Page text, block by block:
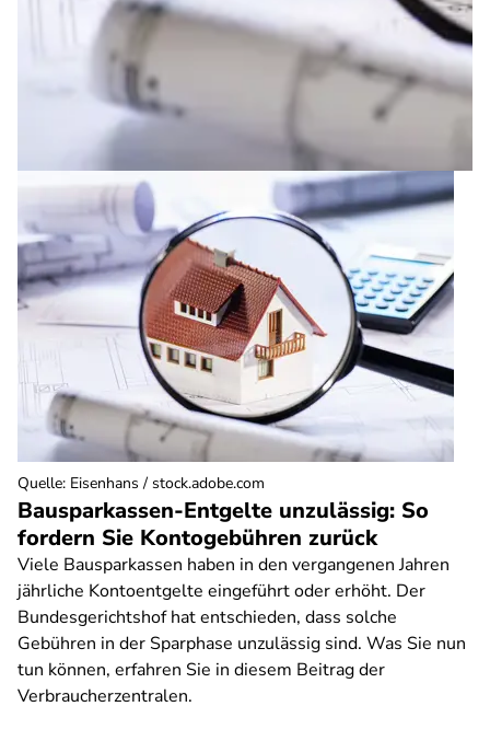
Bausparkassen-Entgelte unzulässig: So
fordern Sie Kontogebühren zurück
Viele Bausparkassen haben in den vergangenen Jahren
jährliche Kontoentgelte eingeführt oder erhöht. Der
Bundesgerichtshof hat entschieden, dass solche
Gebühren in der Sparphase unzulässig sind. Was Sie nun
tun können, erfahren Sie in diesem Beitrag der
Verbraucherzentralen.
Quelle: Eisenhans / stock.adobe.com